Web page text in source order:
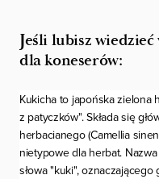
Jeśli lubisz
dla koneserów:
Kukicha to japońska zielona
z patyczków". Składa się
herbacianego (Camellia
nietypowe dla herbat.
słowa "kuki", oznaczającego